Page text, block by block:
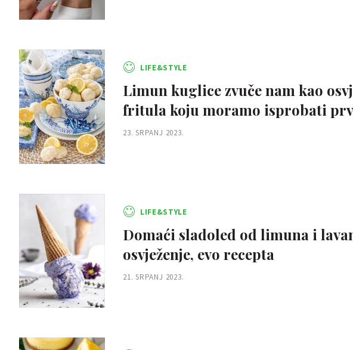
LIFE&STYLE
Limun kuglice zvuče nam kao
fritula koju moramo isprobati
23. SRPANJ 2023.
LIFE&STYLE
Domaći sladoled od limuna i
osvježenje, evo recepta
21. SRPANJ 2023.